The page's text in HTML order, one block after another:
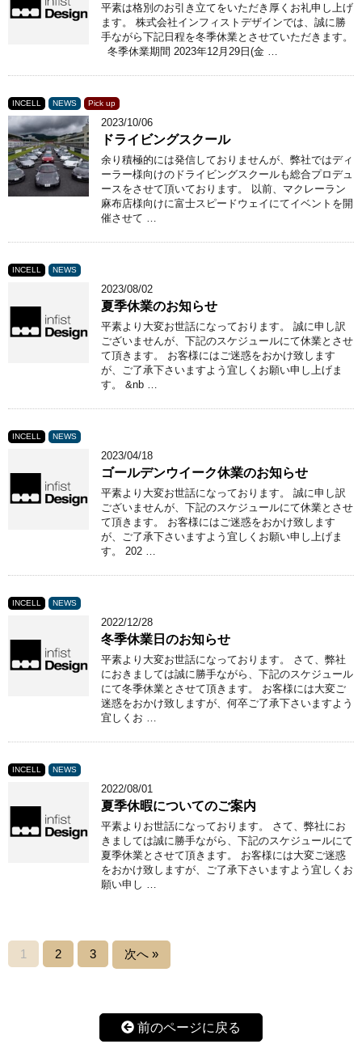
平素は格別のお引き立てをいただき厚くお礼申し上げ
ます。 株式会社インフィストデザインでは、誠に勝
手ながら下記日程を冬季休業とさせていただきます。
冬季休業期間 2023年12月29日(金 …
INCELL NEWS Pick up
2023/10/06
ドライビングスクール
余り積極的には発信しておりませんが、弊社ではディ
ーラー様向けのドライビングスクールも総合プロデュ
ースをさせて頂いております。 以前、マクレーラン
麻布店様向けに富士スピードウェイにてイベントを開
催させて …
INCELL NEWS
2023/08/02
夏季休業のお知らせ
平素より大変お世話になっております。 誠に申し訳
ございませんが、下記のスケジュールにて休業とさせ
て頂きます。 お客様にはご迷惑をおかけ致します
が、ご了承下さいますよう宜しくお願い申し上げま
す。 &nb …
INCELL NEWS
2023/04/18
ゴールデンウイーク休業のお知らせ
平素より大変お世話になっております。 誠に申し訳
ございませんが、下記のスケジュールにて休業とさせ
て頂きます。 お客様にはご迷惑をおかけ致します
が、ご了承下さいますよう宜しくお願い申し上げま
す。 202 …
INCELL NEWS
2022/12/28
冬季休業日のお知らせ
平素より大変お世話になっております。 さて、弊社
におきましては誠に勝手ながら、下記のスケジュール
にて冬季休業とさせて頂きます。 お客様には大変ご
迷惑をおかけ致しますが、何卒ご了承下さいますよう
宜しくお …
INCELL NEWS
2022/08/01
夏季休暇についてのご案内
平素よりお世話になっております。 さて、弊社にお
きましては誠に勝手ながら、下記のスケジュールにて
夏季休業とさせて頂きます。 お客様には大変ご迷惑
をおかけ致しますが、ご了承下さいますよう宜しくお
願い申し …
1 2 3 次へ »
前のページに戻る